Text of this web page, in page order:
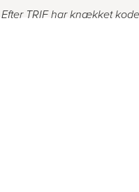
Efter TRIF har knækket